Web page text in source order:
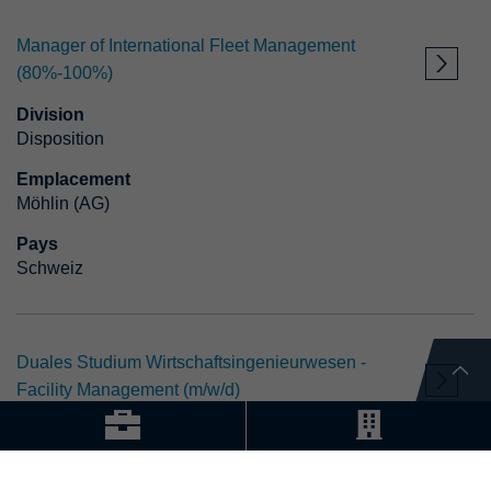
Manager of International Fleet Management
(80%-100%)
Division
Disposition
Emplacement
Möhlin (AG)
Pays
Schweiz
Duales Studium Wirtschaftsingenieurwesen -
Facility Management (m/w/d)
Ausbildung / Studium